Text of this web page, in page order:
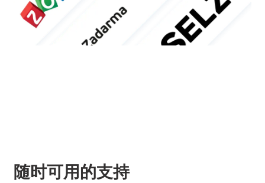
随时可用的支持